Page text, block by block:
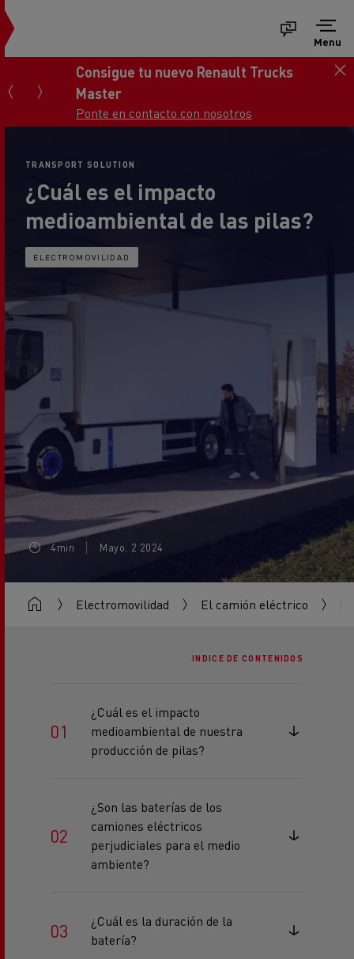
Menu
Consigue tu nuevo Renault Trucks
Master
Ponte en contacto con nosotros
TRANSPORT SOLUTION
¿Cuál es el impacto
medioambiental de las pilas?
ELECTROMOVILIDAD
4min Mayo. 2 2024
Electromovilidad El camión eléctrico
INDICE DE CONTENIDOS
¿Cuál es el impacto
medioambiental de nuestra
producción de pilas?
¿Son las baterías de los
camiones eléctricos
perjudiciales para el medio
ambiente?
¿Cuál es la duración de la
batería?